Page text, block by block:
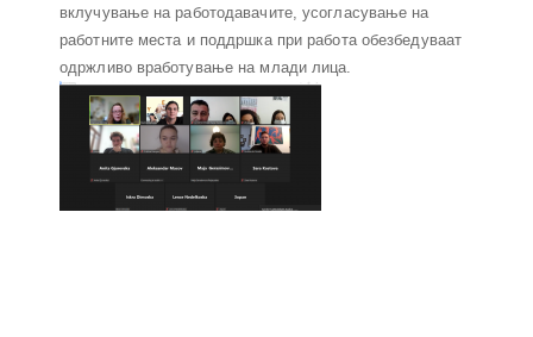
вклучување на работодавачите, усогласување на
работните места и поддршка при работа обезбедуваат
одржливо вработување на млади лица.